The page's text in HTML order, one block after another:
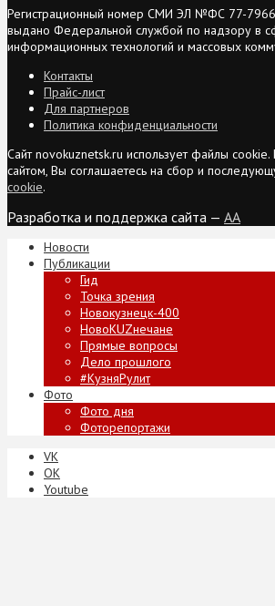
Регистрационный номер СМИ ЭЛ №ФС 77-
выдано Федеральной службой по надзору в
информационных технологий и массовых
Контакты
Прайс-лист
Для партнеров
Политика конфиденциальности
Сайт novokuznetsk.ru использует файлы
сайтом, Вы соглашаетесь на сбор и
cookie.
Разработка и поддержка сайта — AA
Новости
Публикации
Гид
Точка зрения
Новокузнецк-400
НовоKUZнечане
Прямые вопросы
Дело прошлого
#КузняРулит
Фото
Фото дня
Фоторепортажи
VK
ОК
Youtube